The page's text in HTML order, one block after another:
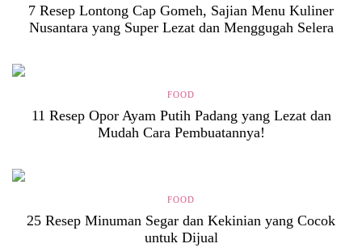
7 Resep Lontong Cap Gomeh, Sajian Menu Kuliner
Nusantara yang Super Lezat dan Menggugah Selera
FOOD
11 Resep Opor Ayam Putih Padang yang Lezat dan
Mudah Cara Pembuatannya!
FOOD
25 Resep Minuman Segar dan Kekinian yang Cocok
untuk Dijual